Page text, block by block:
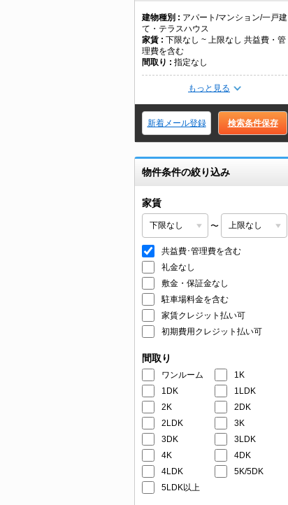
建物種別
アパート/マンション/一戸建
て・テラスハウス
家賃
下限なし ~ 上限なし 共益費・管
理費を含む
間取り
指定なし
もっと見る
新着メール登録 検索条件保存
物件条件の絞り込み
家賃
〜
共益費･管理費を含む
礼金なし
敷金・保証金なし
駐車場料金を含む
家賃クレジット払い可
初期費用クレジット払い可
間取り
ワンルーム
1K
1DK
1LDK
2K
2DK
2LDK
3K
3DK
3LDK
4K
4DK
4LDK
5K/5DK
5LDK以上